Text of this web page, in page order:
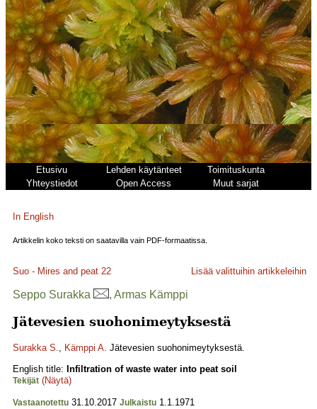
Etusivu Lehden käytänteet
Toimituskunta
Yhteystiedot
Open Access Muut sarjat
In English
Artikkelin koko teksti on saatavilla vain PDF-formaatissa.
Suo - Mires and peat 22 Lisää valittuihin artikkeleihin
Seppo Surakka , Armas Kämppi
Jätevesien suohonimeytyksestä
Surakka S., Kämppi A. Jätevesien suohonimeytyksestä.
English title: Infiltration of waste water into peat soil
Tekijät (Näytä)
Vastaanotettu 31.10.2017 Julkaistu 1.1.1971